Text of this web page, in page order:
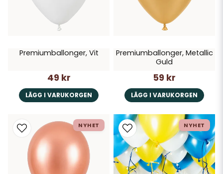
Premiumballonger, Vit
49 kr
LÄGG I VARUKORGEN
Premiumballonger, Metallic
Guld
59 kr
LÄGG I VARUKORGEN
NYHET NYHET